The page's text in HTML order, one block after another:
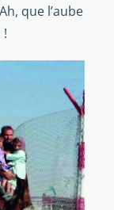
que l’aube